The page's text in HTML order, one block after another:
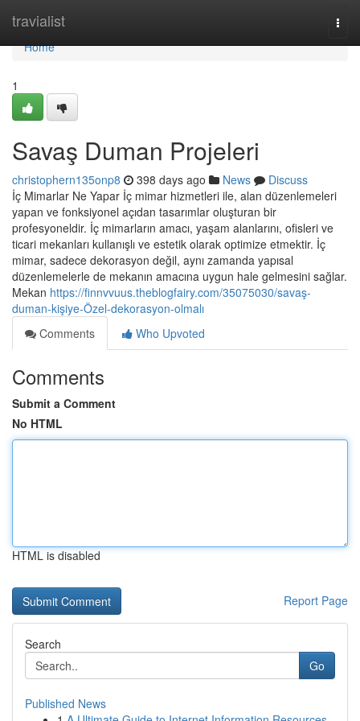
travialist
Home
Home
1
Savaş Duman Projeleri
christophern135onp8 398 days ago News
Discuss
İç Mimarlar Ne Yapar İç mimar hizmetleri ile, alan düzenlemeleri
yapan ve fonksiyonel açıdan tasarımlar oluşturan bir
profesyoneldir. İç mimarların amacı, yaşam alanlarını, ofisleri ve
ticari mekanları kullanışlı ve estetik olarak optimize etmektir. İç
mimar, sadece dekorasyon değil, aynı zamanda yapısal
düzenlemelerle de mekanın amacına uygun hale gelmesini sağlar.
Mekan https://finnvvuus.theblogfairy.com/35075030/savaş-
duman-kişiye-Özel-dekorasyon-olmalı
Comments
Who Upvoted
Comments
Submit a Comment
No HTML
HTML is disabled
Report Page
Search
Go
Published News